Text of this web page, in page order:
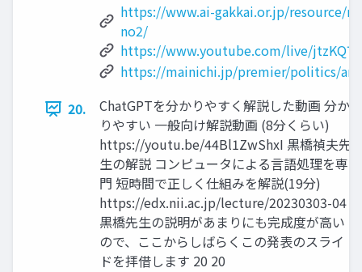
https://www.ai-gakkai.or.jp/resource/
no2/
https://www.youtube.com/live/
https://mainichi.jp/premier/politics/
20.
ChatGPTを分かりやすく解説した動画 分か
りやすい 一般向け解説動画 (8分くらい)
https://youtu.be/44Bl1ZwShxI 黒橋禎夫先
生の解説 コンピュータによる言語処理を専
門 短時間で正しく仕組みを解説(19分)
https://edx.nii.ac.jp/lecture/20230303-04
黒橋先生の説明があまりにも完成度が高い
ので、ここからしばらくこの発表のスライ
ドを拝借します 20 20